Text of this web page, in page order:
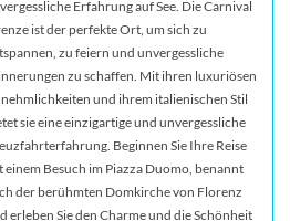
Erfahrung auf See. Die Carnival
ist der perfekte Ort, um sich zu
zu feiern und unvergessliche
zu schaffen. Mit ihren luxuriösen
und ihrem italienischen Stil
sie eine einzigartige und unvergessliche
Beginnen Sie Ihre Reise
einem Besuch im Piazza Duomo, benannt
der berühmten Domkirche von Florenz
erleben Sie den Charme und die Schönheit